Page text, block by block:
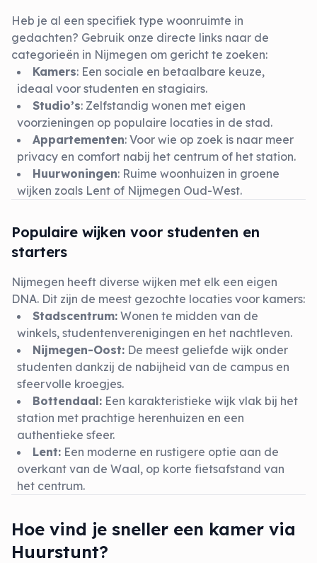
Heb je al een specifiek type woonruimte in
gedachten? Gebruik onze directe links naar de
categorieën in Nijmegen om gericht te zoeken:
Kamers: Een sociale en betaalbare keuze,
ideaal voor studenten en stagiairs.
Studio’s: Zelfstandig wonen met eigen
voorzieningen op populaire locaties in de stad.
Appartementen: Voor wie op zoek is naar meer
privacy en comfort nabij het centrum of het station.
Huurwoningen: Ruime woonhuizen in groene
wijken zoals Lent of Nijmegen Oud-West.
Populaire wijken voor studenten en
starters
Nijmegen heeft diverse wijken met elk een eigen
DNA. Dit zijn de meest gezochte locaties voor kamers:
Stadscentrum: Wonen te midden van de
winkels, studentenverenigingen en het nachtleven.
Nijmegen-Oost: De meest geliefde wijk onder
studenten dankzij de nabijheid van de campus en
sfeervolle kroegjes.
Bottendaal: Een karakteristieke wijk vlak bij het
station met prachtige herenhuizen en een
authentieke sfeer.
Lent: Een moderne en rustigere optie aan de
overkant van de Waal, op korte fietsafstand van
het centrum.
Hoe vind je sneller een kamer via
Huurstunt?